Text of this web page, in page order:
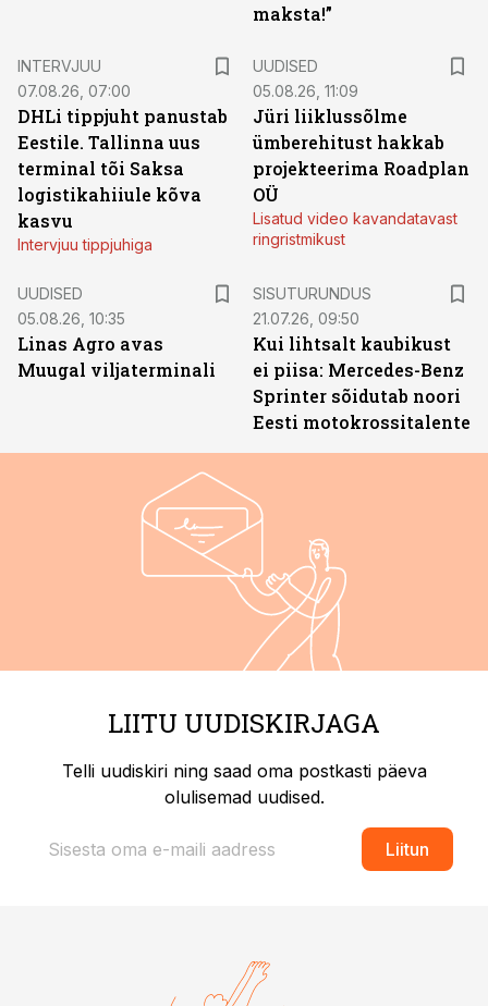
maksta!”
INTERVJUU
07.08.26, 07:00
DHLi tippjuht panustab
Eestile. Tallinna uus
terminal tõi Saksa
logistikahiiule kõva
kasvu
Intervjuu tippjuhiga
UUDISED
05.08.26, 11:09
Jüri liiklussõlme
ümberehitust hakkab
projekteerima Roadplan
OÜ
Lisatud video kavandatavast
ringristmikust
UUDISED
05.08.26, 10:35
Linas Agro avas
Muugal viljaterminali
SISUTURUNDUS
21.07.26, 09:50
Kui lihtsalt kaubikust
ei piisa: Mercedes-Benz
Sprinter sõidutab noori
Eesti motokrossitalente
LIITU UUDISKIRJAGA
Telli uudiskiri ning saad oma postkasti päeva
olulisemad uudised.
Liitun